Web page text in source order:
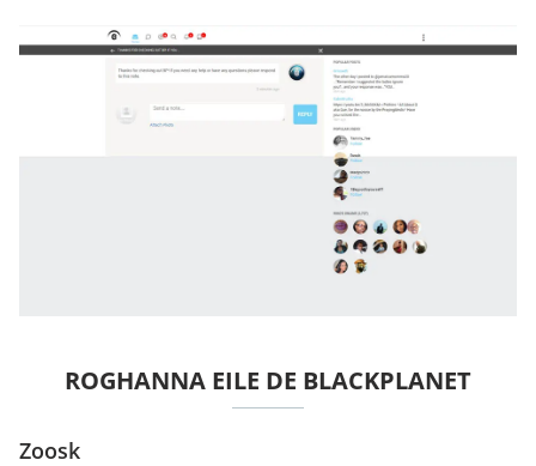
ROGHANNA EILE DE BLACKPLANET
Zoosk